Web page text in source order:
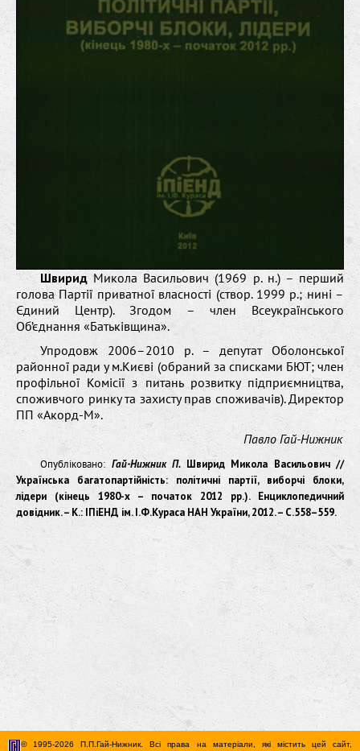
ШвиридМикола Васильович (1969 р. н.) – перший
голова Партії приватної власності (створ. 1999 р.; нині –
Єдиний Центр). Згодом – член Всеукраїнського
Об’єднання «Батьківщина».
Упродовж 2006–2010 р. – депутат Оболонської
районної ради у м.Києві (обраний за списками БЮТ; член
профільної Комісії з питань розвитку підприємництва,
споживчого ринку та захисту прав споживачів). Директор
ПП «Акорд-М».
Павло Гай-Нижник
Опубліковано: Гай-Нижник П. Швирид Микола Васильович //
Українська багатопартійність: політичні партії, виборчі блоки,
лідери (кінець 1980-х – початок 2012 рр.). Енциклопедичний
довідник. – К.: ІПіЕНД ім. І.Ф.Кураса НАН України, 2012. – С.558–559.
© 1995-2026 П.П.Гай-Нижник. Всі права на матеріали, які містить цей сайт,